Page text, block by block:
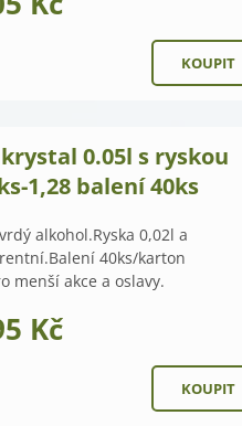
0.05l s ryskou
1,28 balení 40ks
alkohol.Ryska 0,02l a
40ks/karton
menší akce a oslavy.
Kč